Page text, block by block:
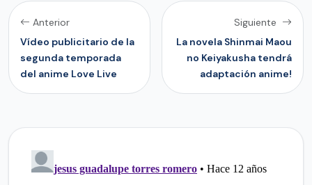
Anterior
Vídeo publicitario de la
segunda temporada
del anime Love Live
Siguiente
La novela Shinmai Maou
no Keiyakusha tendrá
adaptación anime!